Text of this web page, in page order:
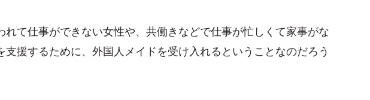
れて仕事ができない女性や、共働きなどで仕事が忙しくて家事がな
支援するために、外国人メイドを受け入れるということなのだろう